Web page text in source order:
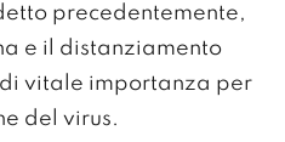
precedentemente,
e il distanziamento
vitale importanza per
del virus.